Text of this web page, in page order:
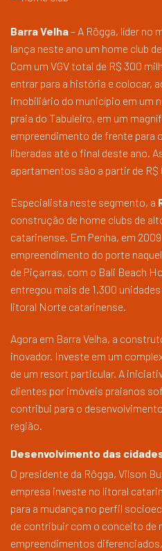
Barra Velha– A Rôgga, líder no
lança neste ano um home club
Com um VGV total de R$ 300
entrar para a história e colocar,
imobiliário do município em um
praia do Tabuleiro, em um
empreendimento de frente para
liberadas até o final deste ano.
apartamentos são a partir de R$
Especialista neste segmento, a
construção de home clubs de
catarinense. Em Penha, em
empreendimento do porte
de Piçarras, com o Bali Beach
entregou mais de 1.300
litoral Norte catarinense.
Agora em Barra Velha, a
inovador. Investe em um
de um resort particular. A
clientes por imóveis praianos
contribui para o
região.
Desenvolvimento das
O presidente da Rôgga, Vilson
empresa investe no litoral
para a mudança no perfil
de contribuir com o conceito de
empreendimentos